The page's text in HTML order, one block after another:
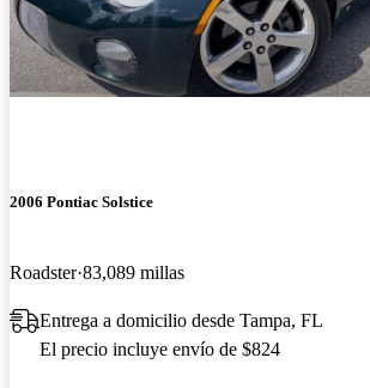
2006 Pontiac Solstice
Roadster 83,089 millas
Entrega a domicilio desde Tampa, FL
El precio incluye envío de $824